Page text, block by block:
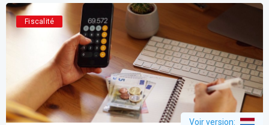
Fiscalité
Voir version: